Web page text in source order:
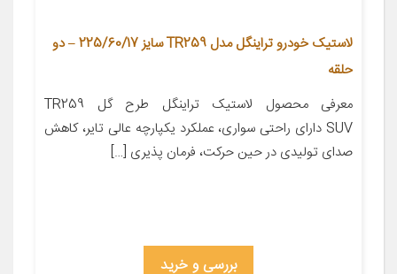
لاستیک خودرو تراینگل مدل TR259 سایز 225/60/17 – دو
حلقه
معرفی محصول لاستیک تراینگل طرح گل TR259
SUV دارای راحتی سواری، عملکرد یکپارچه عالی تایر، کاهش
صدای تولیدی در حین حرکت، فرمان پذیری […]
بررسی و خرید